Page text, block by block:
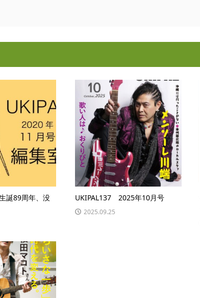
誕89周年、没
UKIPAL137 2025年10月号
2025.09.25